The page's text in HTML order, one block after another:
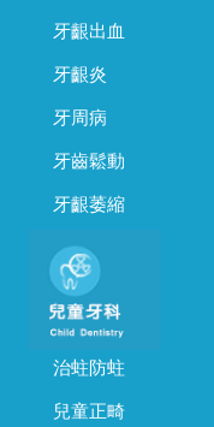
牙齦出血
牙齦炎
牙周病
牙齒鬆動
牙齦萎縮
治蛀防蛀
兒童正畸